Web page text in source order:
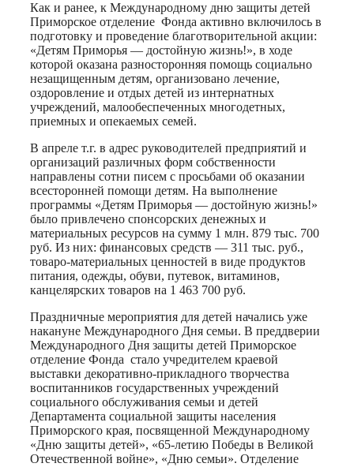
Как и ранее, к Международному дню защиты детей
Приморское отделение Фонда активно включилось в
подготовку и проведение благотворительной акции:
«Детям Приморья — достойную жизнь!», в ходе
которой оказана разносторонняя помощь социально
незащищенным детям, организовано лечение,
оздоровление и отдых детей из интернатных
учреждений, малообеспеченных многодетных,
приемных и опекаемых семей.
В апреле т.г. в адрес руководителей предприятий и
организаций различных форм собственности
направлены сотни писем с просьбами об оказании
всесторонней помощи детям. На выполнение
программы «Детям Приморья — достойную жизнь!»
было привлечено спонсорских денежных и
материальных ресурсов на сумму 1 млн. 879 тыс. 700
руб. Из них: финансовых средств — 311 тыс. руб.,
товаро-материальных ценностей в виде продуктов
питания, одежды, обуви, путевок, витаминов,
канцелярских товаров на 1 463 700 руб.
Праздничные мероприятия для детей начались уже
накануне Международного Дня семьи. В преддверии
Международного Дня защиты детей Приморское
отделение Фонда стало учредителем краевой
выставки декоративно-прикладного творчества
воспитанников государственных учреждений
социального обслуживания семьи и детей
Департамента социальной защиты населения
Приморского края, посвященной Международному
«Дню защиты детей», «65-летию Победы в Великой
Отечественной войне», «Дню семьи». Отделение